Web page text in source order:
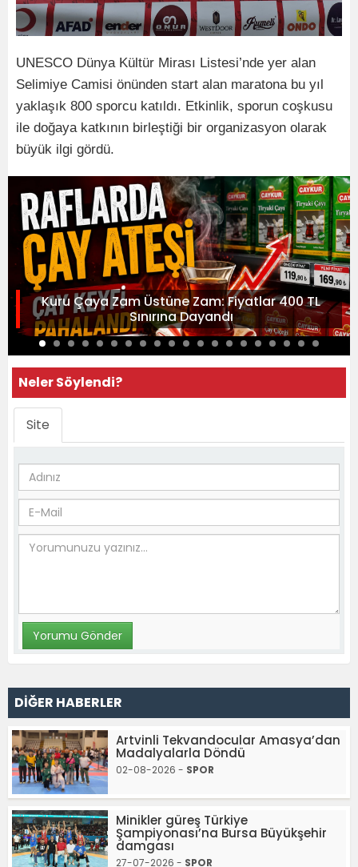
UNESCO Dünya Kültür Mirası Listesi’nde yer alan
Selimiye Camisi önünden start alan maratona bu yıl
yaklaşık 800 sporcu katıldı. Etkinlik, sporun coşkusu
ile doğaya katkının birleştiği bir organizasyon olarak
büyük ilgi gördü.
Kuru Çaya Zam Üstüne Zam: Fiyatlar 400 TL
Sınırına Dayandı
Neler Söylendi?
Site
DİĞER HABERLER
Artvinli Tekvandocular Amasya’dan
Madalyalarla Döndü
02-08-2026 - SPOR
Minikler güreş Türkiye
Şampiyonası’na Bursa Büyükşehir
damgası
27-07-2026 - SPOR